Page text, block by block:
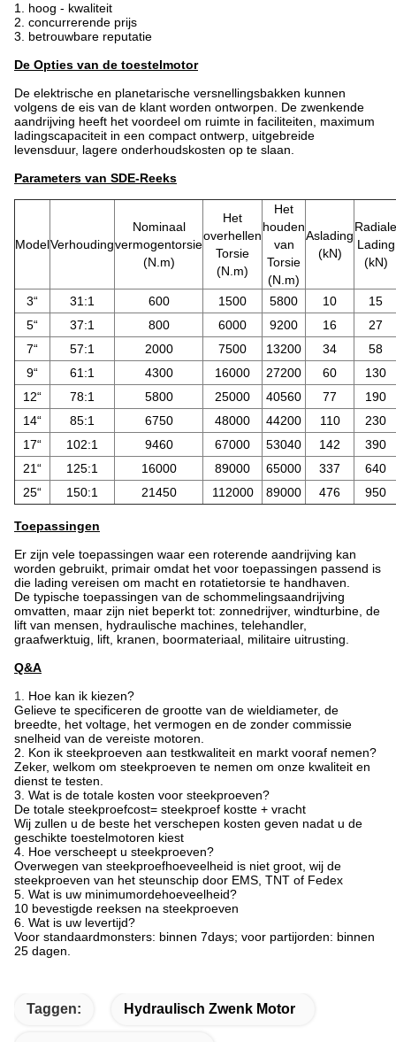
1. hoog - kwaliteit
2. concurrerende prijs
3. betrouwbare reputatie
De Opties van de toestelmotor
De elektrische en planetarische versnellingsbakken kunnen
volgens de eis van de klant worden ontworpen. De zwenkende
aandrijving heeft het voordeel om ruimte in faciliteiten, maximum
ladingscapaciteit in een compact ontwerp, uitgebreide
levensduur, lagere onderhoudskosten op te slaan.
Parameters van SDE-Reeks
ModelVerhouding
Nominaal
vermogentorsie
(N.m)
Het
overhellen
Torsie
(N.m)
Het
houden
van
Torsie
(N.m)
Aslading
(kN)
Radiale
Lading
(kN)
3“ 31:1 600 1500 5800 10
15
5“
37:1 800 6000 9200 16
27
7“
57:1 2000 7500 13200 34
58
9“
61:1 4300 16000 27200 60
130
12“
78:1 5800 25000 40560 77
190
14“
85:1 6750 48000 44200 110
230
17“
102:1 9460 67000 53040 142
390
21“
125:1 16000 89000 65000 337
640
25“
150:1 21450 112000 89000 476 950
Toepassingen
Er zijn vele toepassingen waar een roterende aandrijving kan
worden gebruikt, primair omdat het voor toepassingen passend is
die lading vereisen om macht en rotatietorsie te handhaven.
De typische toepassingen van de schommelingsaandrijving
omvatten, maar zijn niet beperkt tot: zonnedrijver, windturbine, de
lift van mensen, hydraulische machines, telehandler,
graafwerktuig, lift, kranen, boormateriaal, militaire uitrusting.
Q&A
1. Hoe kan ik kiezen?
Gelieve te specificeren de grootte van de wieldiameter, de
breedte, het voltage, het vermogen en de zonder commissie
snelheid van de vereiste motoren.
2. Kon ik steekproeven aan testkwaliteit en markt vooraf nemen?
Zeker, welkom om steekproeven te nemen om onze kwaliteit en
dienst te testen.
3. Wat is de totale kosten voor steekproeven?
De totale steekproefcost= steekproef kostte + vracht
Wij zullen u de beste het verschepen kosten geven nadat u de
geschikte toestelmotoren kiest
4. Hoe verscheept u steekproeven?
Overwegen van steekproefhoeveelheid is niet groot, wij de
steekproeven van het steunschip door EMS, TNT of Fedex
5. Wat is uw minimumordehoeveelheid?
10 bevestigde reeksen na steekproeven
6. Wat is uw levertijd?
Voor standaardmonsters: binnen 7days; voor partijorden: binnen
25 dagen.
Taggen: Hydraulisch Zwenk Motor